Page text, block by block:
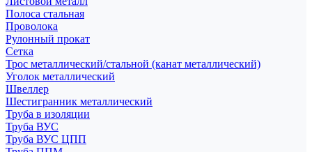
Полоса стальная
Проволока
Рулонный прокат
Сетка
Трос металлический/стальной (канат металлический)
Уголок металлический
Швеллер
Шестигранник металлический
Труба в изоляции
Труба ВУС
Труба ВУС ЦПП